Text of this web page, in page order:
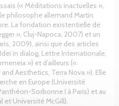
(« Méditations inactuelles »,
philosophe allemand Martin
La fondation existentielle de
», Cluj-Napoca, 2007) et un
2009), ainsi que des articles
in dialog, Lettre Internationale,
») et d’ailleurs («
Aesthetics, Terra Nova »). Elle
en Europe (Université
Sorbonne I à Paris) et au
et Université McGill).